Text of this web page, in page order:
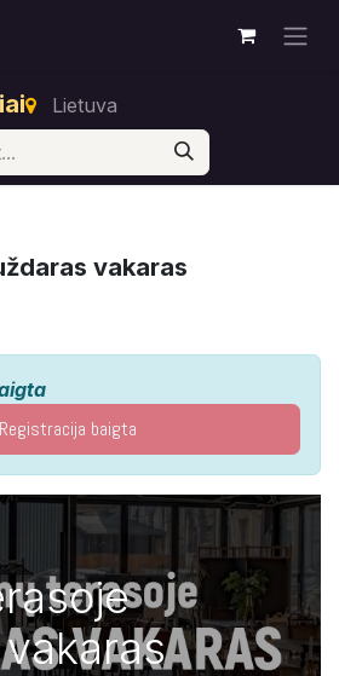
Lietuva
vakaras
Registracija baigta